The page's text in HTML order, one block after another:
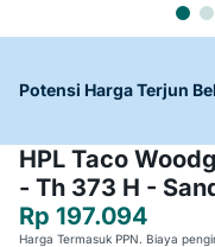
Potensi Harga Terjun
HPL Taco
- Th 373 H -
Rp 197.094
Harga Termasuk PPN. Biaya